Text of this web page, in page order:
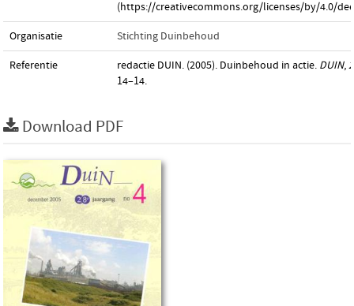
(https://creativecommons.org/licenses/by/4.0/
Organisatie Stichting Duinbehoud
Referentie redactie DUIN. (2005). Duinbehoud in actie. DUIN,
14–14.
Download PDF